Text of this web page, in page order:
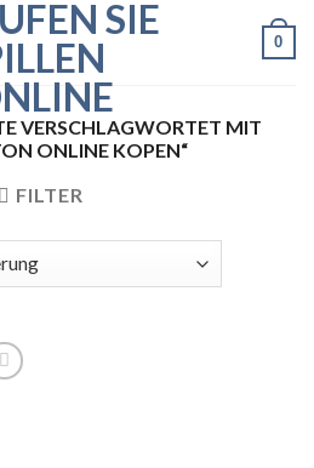
0
VERSCHLAGWORTET MIT
ONLINE KOPEN“
FILTER